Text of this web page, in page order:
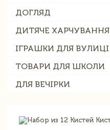
ДОГЛЯД
ДИТЯЧЕ ХАРЧУВАННЯ
ІГРАШКИ ДЛЯ ВУЛИЦІ
ТОВАРИ ДЛЯ ШКОЛИ
ДЛЯ ВЕЧІРКИ